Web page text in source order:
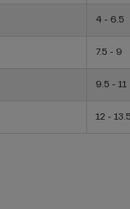
4 - 6.5
7.5 - 9
9.5 - 11
12 - 13.5